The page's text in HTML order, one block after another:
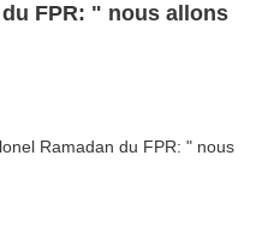
FPR: " nous allons